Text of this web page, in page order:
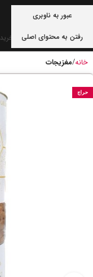
عبور به ناوبری
رفتن به محتوای اصلی
خانه مغزیجات
حراج